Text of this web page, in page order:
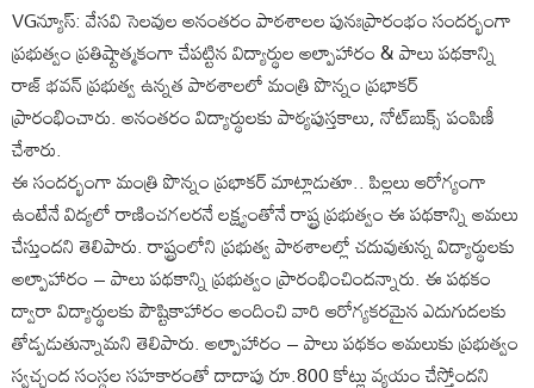
VGన్యూస్: వేసవి సెలవుల అనంతరం పాఠశాలల పునఃప్రారంభం సందర్భంగా
ప్రభుత్వం ప్రతిష్టాత్మకంగా చేపట్టిన విద్యార్థుల అల్పాహారం & పాలు పథకాన్ని
రాజ్ భవన్ ప్రభుత్వ ఉన్నత పాఠశాలలో మంత్రి పొన్నం ప్రభాకర్
ప్రారంభించారు. అనంతరం విద్యార్థులకు పాఠ్యపుస్తకాలు, నోట్‌బుక్స్ పంపిణీ
చేశారు.
ఈ సందర్భంగా మంత్రి పొన్నం ప్రభాకర్ మాట్లాడుతూ.. పిల్లలు ఆరోగ్యంగా
ఉంటేనే విద్యలో రాణించగలరనే లక్ష్యంతోనే రాష్ట్ర ప్రభుత్వం ఈ పథకాన్ని అమలు
చేస్తుందని తెలిపారు. రాష్ట్రంలోని ప్రభుత్వ పాఠశాలల్లో చదువుతున్న విద్యార్థులకు
అల్పాహారం – పాలు పథకాన్ని ప్రభుత్వం ప్రారంభించిందన్నారు. ఈ పథకం
ద్వారా విద్యార్థులకు పౌష్టికాహారం అందించి వారి ఆరోగ్యకరమైన ఎదుగుదలకు
తోడ్పడుతున్నామని తెలిపారు. అల్పాహారం – పాలు పథకం అమలుకు ప్రభుత్వం
స్వచ్ఛంద సంస్థల సహకారంతో దాదాపు రూ.800 కోట్లు వ్యయం చేస్తోందని